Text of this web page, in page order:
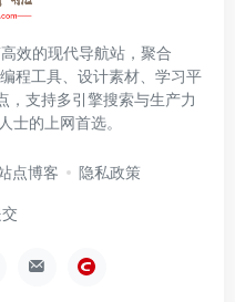
效的现代导航站，聚合
程工具、设计素材、学习平
，支持多引擎搜索与生产力
士的上网首选。
点博客 隐私政策